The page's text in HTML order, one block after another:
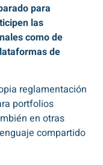
para
las
como de
de
reglamentación
portfolios
en otras
compartido